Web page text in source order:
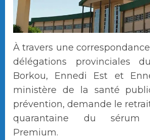
À travers une
délégations provinciales
Borkou, Ennedi Est et
ministère de la santé
prévention, demande le
quarantaine du sérum
Premium.